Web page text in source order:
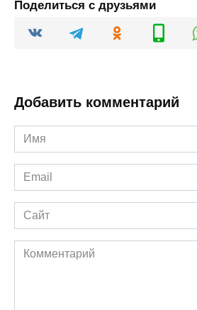
Поделиться с друзьями
Добавить комментарий
Имя
*
Email
*
Сайт
Комментарий